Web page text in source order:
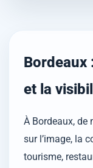
Bordeaux
et la
À Bordeaux, de
sur l’image, la
tourisme,